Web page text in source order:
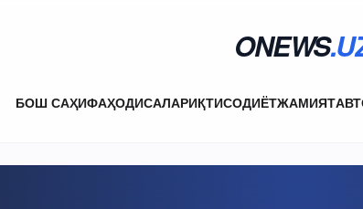
ONEWS
БОШ САҲИФАҲОДИСАЛАРИҚТИСОДИЁТЖАМИЯТ